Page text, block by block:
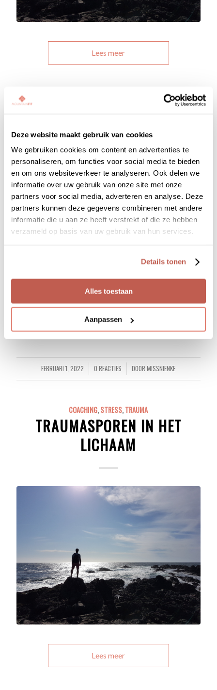
Deze website maakt gebruik van cookies
We gebruiken cookies om content en advertenties te
personaliseren, om functies voor social media te bieden
en om ons websiteverkeer te analyseren. Ook delen we
informatie over uw gebruik van onze site met onze
partners voor social media, adverteren en analyse. Deze
partners kunnen deze gegevens combineren met andere
informatie die u aan ze heeft verstrekt of die ze hebben
verzameld op basis van uw gebruik van hun services.
Details tonen
Alles toestaan
Aanpassen
Lees meer
MISSNIENKE
SIGNALEREN EN
VERMINDEREN VAN STRESS
Lees meer
FEBRUARI 1, 2022
/ 0 REACTIES
/ DOORMISSNIENKE
COACHING,STRESS,TRAUMA
TRAUMASPOREN IN HET
LICHAAM
Lees meer